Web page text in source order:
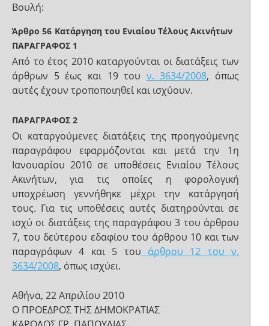
Βουλή:
Άρθρο 56 Κατάργηση του Ενιαίου Τέλους Ακινήτων
ΠΑΡΑΓΡΑΦΟΣ 1
Από το έτος 2010 καταργούνται οι διατάξεις των
άρθρων 5 έως και 19 του ν. 3634/2008, όπως
αυτές έχουν τροποποιηθεί και ισχύουν.
ΠΑΡΑΓΡΑΦΟΣ 2
Οι καταργούμενες διατάξεις της προηγούμενης
παραγράφου εφαρμόζονται και μετά την 1η
Ιανουαρίου 2010 σε υποθέσεις Ενιαίου Τέλους
Ακινήτων, για τις οποίες η φορολογική
υποχρέωση γεννήθηκε μέχρι την κατάργησή
τους. Για τις υποθέσεις αυτές διατηρούνται σε
ισχύ οι διατάξεις της παραγράφου 3 του άρθρου
7, του δεύτερου εδαφίου του άρθρου 10 και των
παραγράφων 4 και 5 του άρθρου 12 του ν.
3634/2008, όπως ισχύει.
Αθήνα, 22 Απριλίου 2010
Ο ΠΡΟΕΔΡΟΣ ΤΗΣ ΔΗΜΟΚΡΑΤΙΑΣ